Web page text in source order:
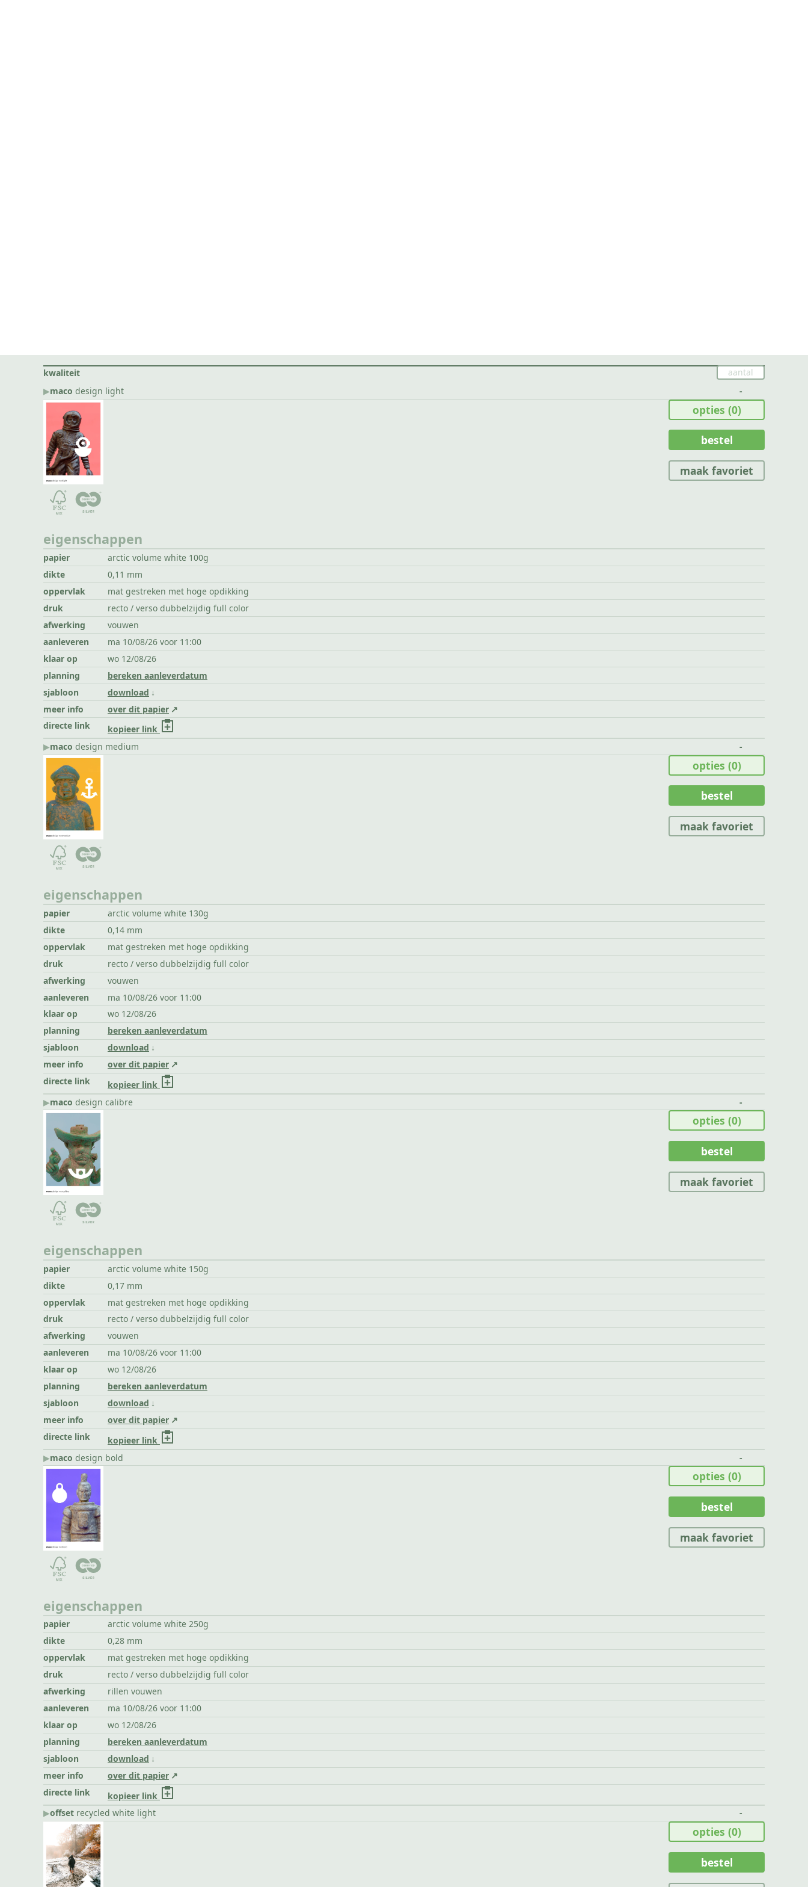
kwaliteit
▶︎maco design light -
eigenschappen
papier
arctic volume white 100g
dikte
0,11 mm
oppervlak
mat gestreken met hoge opdikking
druk
recto / verso dubbelzijdig full color
afwerking
vouwen
aanleveren
ma 10/08/26 voor 11:00
klaar op
wo 12/08/26
planning
bereken aanleverdatum
sjabloon
download
meer info
over dit papier
directe link
kopieer link
opties (0)
bestel
maak favoriet
▶︎maco design medium -
eigenschappen
papier
arctic volume white 130g
dikte
0,14 mm
oppervlak
mat gestreken met hoge opdikking
druk
recto / verso dubbelzijdig full color
afwerking
vouwen
aanleveren
ma 10/08/26 voor 11:00
klaar op
wo 12/08/26
planning
bereken aanleverdatum
sjabloon
download
meer info
over dit papier
directe link
kopieer link
opties (0)
bestel
maak favoriet
▶︎maco design calibre -
eigenschappen
papier
arctic volume white 150g
dikte
0,17 mm
oppervlak
mat gestreken met hoge opdikking
druk
recto / verso dubbelzijdig full color
afwerking
vouwen
aanleveren
ma 10/08/26 voor 11:00
klaar op
wo 12/08/26
planning
bereken aanleverdatum
sjabloon
download
meer info
over dit papier
directe link
kopieer link
opties (0)
bestel
maak favoriet
▶︎maco design bold -
eigenschappen
papier
arctic volume white 250g
dikte
0,28 mm
oppervlak
mat gestreken met hoge opdikking
druk
recto / verso dubbelzijdig full color
afwerking
rillen vouwen
aanleveren
ma 10/08/26 voor 11:00
klaar op
wo 12/08/26
planning
bereken aanleverdatum
sjabloon
download
meer info
over dit papier
directe link
kopieer link
opties (0)
bestel
maak favoriet
▶︎offset recycled white light -
opties (0)
bestel